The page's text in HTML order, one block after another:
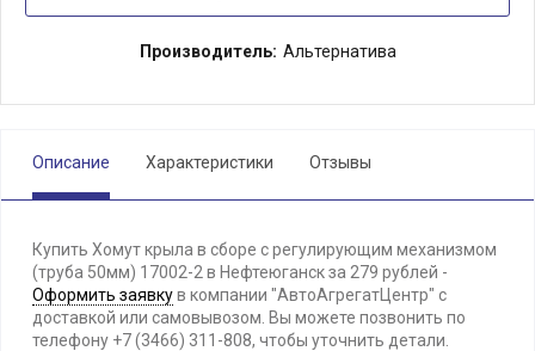
Производитель: Альтернатива
Описание Характеристики Отзывы
Купить Хомут крыла в сборе с регулирующим механизмом
(труба 50мм) 17002-2 в Нефтеюганск за 279 рублей -
Оформить заявкув компании "АвтоАгрегатЦентр" с
доставкой или самовывозом. Вы можете позвонить по
телефону +7 (3466) 311-808, чтобы уточнить детали.